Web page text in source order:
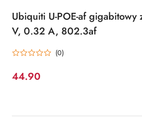
Ubiquiti U-POE-af gigabitowy
V, 0.32 A, 802.3af
(0)
Cena:
44.90